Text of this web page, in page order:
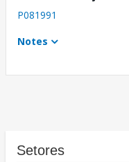
P081991
Notes
Setores